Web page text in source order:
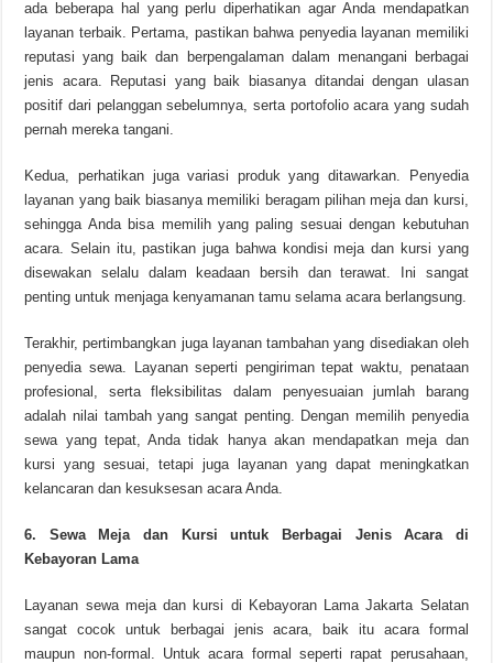
ada beberapa hal yang perlu diperhatikan agar Anda mendapatkan
layanan terbaik. Pertama, pastikan bahwa penyedia layanan memiliki
reputasi yang baik dan berpengalaman dalam menangani berbagai
jenis acara. Reputasi yang baik biasanya ditandai dengan ulasan
positif dari pelanggan sebelumnya, serta portofolio acara yang sudah
pernah mereka tangani.
Kedua, perhatikan juga variasi produk yang ditawarkan. Penyedia
layanan yang baik biasanya memiliki beragam pilihan meja dan kursi,
sehingga Anda bisa memilih yang paling sesuai dengan kebutuhan
acara. Selain itu, pastikan juga bahwa kondisi meja dan kursi yang
disewakan selalu dalam keadaan bersih dan terawat. Ini sangat
penting untuk menjaga kenyamanan tamu selama acara berlangsung.
Terakhir, pertimbangkan juga layanan tambahan yang disediakan oleh
penyedia sewa. Layanan seperti pengiriman tepat waktu, penataan
profesional, serta fleksibilitas dalam penyesuaian jumlah barang
adalah nilai tambah yang sangat penting. Dengan memilih penyedia
sewa yang tepat, Anda tidak hanya akan mendapatkan meja dan
kursi yang sesuai, tetapi juga layanan yang dapat meningkatkan
kelancaran dan kesuksesan acara Anda.
6. Sewa Meja dan Kursi untuk Berbagai Jenis Acara di
Kebayoran Lama
Layanan sewa meja dan kursi di Kebayoran Lama Jakarta Selatan
sangat cocok untuk berbagai jenis acara, baik itu acara formal
maupun non-formal. Untuk acara formal seperti rapat perusahaan,